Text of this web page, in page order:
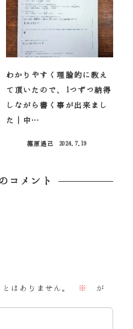
わかりやすく理論的に教え
て頂いたので、1つずつ納得
しながら書く事が出来まし
た｜中…
篠原遙己
2024.7.19
コメント
はありません。 ※
が